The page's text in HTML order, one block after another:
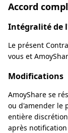
Accord
Intégralité de
Le présent
vous et
Modifications
AmoyShare se
ou d'amender le
entière
après